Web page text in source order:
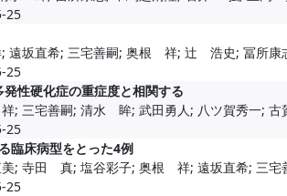
25
坂直希; 三宅善嗣; 奥根 祥; 辻 浩史; 冨所康
25
性硬化症の重症度と相関する
; 三宅善嗣; 清水 眸; 武田勇人; 八ツ賀秀一;
25
臨床病型をとった4例
美; 寺田 真; 塩谷彩子; 奥根 祥; 遠坂直希; 三
25